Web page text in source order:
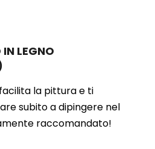
LEGNO
la pittura e ti
subito a dipingere nel
raccomandato!